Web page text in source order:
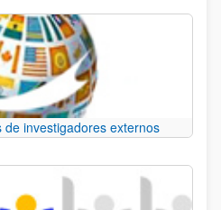
de investigadores externos